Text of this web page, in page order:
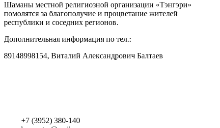
Шаманы местной религиозной организации «Тэнгэри»
помолятся за благополучие и процветание жителей
республики и соседних регионов.
Дополнительная информация по тел.:
89148998154, Виталий Александрович Балтаев
+7 (3952) 380-140